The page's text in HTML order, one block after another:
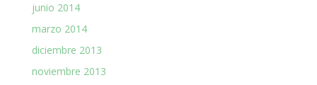
junio 2014
marzo 2014
diciembre 2013
noviembre 2013